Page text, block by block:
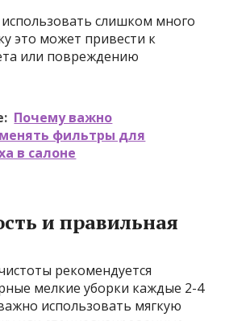
слишком много
это может привести к
или повреждению
Почему важно
фильтры для
в салоне
и правильная
рекомендуется
мелкие уборки каждые 2-4
использовать мягкую